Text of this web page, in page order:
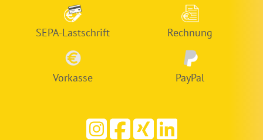
SEPA-Lastschrift Rechnung
Vorkasse PayPal